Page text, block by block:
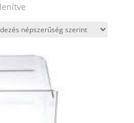
Sorted
popularity